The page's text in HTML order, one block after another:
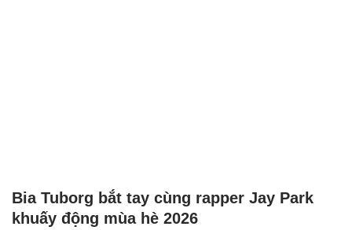
Bia Tuborg bắt tay cùng rapper Jay Park
khuấy động mùa hè 2026